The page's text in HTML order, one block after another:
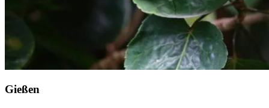
Gießen